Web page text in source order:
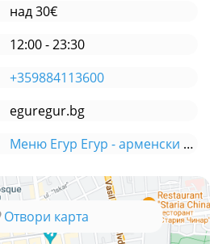
над 30€
12:00 - 23:30
+359884113600
eguregur.bg
Меню Егур Егур - арменски ресторант
Отвори карта